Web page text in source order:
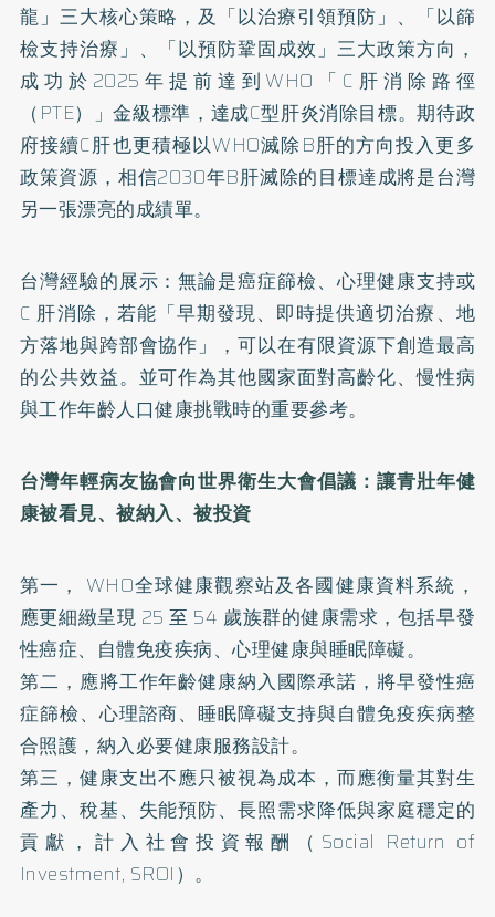
龍」三大核心策略，及「以治療引領預防」、「以篩
檢支持治療」、「以預防鞏固成效」三大政策方向，
成功於2025年提前達到WHO「C肝消除路徑
（PTE）」金級標準，達成C型肝炎消除目標。期待政
府接續C肝也更積極以WHO滅除B肝的方向投入更多
政策資源，相信2030年B肝滅除的目標達成將是台灣
另一張漂亮的成績單。
台灣經驗的展示：無論是癌症篩檢、心理健康支持或
C 肝消除，若能「早期發現、即時提供適切治療、地
方落地與跨部會協作」，可以在有限資源下創造最高
的公共效益。並可作為其他國家面對高齡化、慢性病
與工作年齡人口健康挑戰時的重要參考。
台灣年輕病友協會向世界衛生大會倡議：讓青壯年健
康被看見、被納入、被投資
第一， WHO全球健康觀察站及各國健康資料系統，
應更細緻呈現 25 至 54 歲族群的健康需求，包括早發
性癌症、自體免疫疾病、心理健康與睡眠障礙。
第二，應將工作年齡健康納入國際承諾，將早發性癌
症篩檢、心理諮商、睡眠障礙支持與自體免疫疾病整
合照護，納入必要健康服務設計。
第三，健康支出不應只被視為成本，而應衡量其對生
產力、稅基、失能預防、長照需求降低與家庭穩定的
貢獻，計入社會投資報酬（Social Return of
Investment, SROI）。